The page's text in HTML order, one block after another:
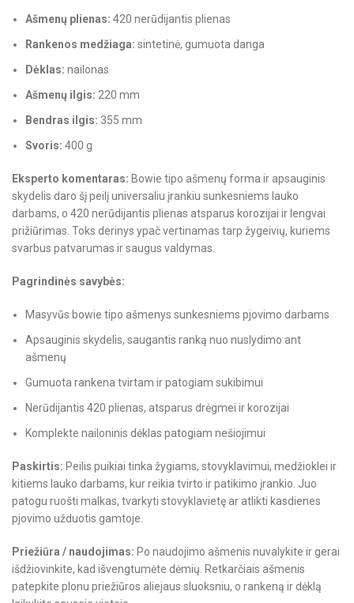
Ašmenų plienas: 420 nerūdijantis plienas
Rankenos medžiaga: sintetinė, gumuota danga
Dėklas: nailonas
Ašmenų ilgis: 220 mm
Bendras ilgis: 355 mm
Svoris: 400 g
Eksperto komentaras: Bowie tipo ašmenų forma ir apsauginis
skydelis daro šį peilį universaliu įrankiu sunkesniems lauko
darbams, o 420 nerūdijantis plienas atsparus korozijai ir lengvai
prižiūrimas. Toks derinys ypač vertinamas tarp žygeivių, kuriems
svarbus patvarumas ir saugus valdymas.
Pagrindinės savybės:
Masyvūs bowie tipo ašmenys sunkesniems pjovimo darbams
Apsauginis skydelis, saugantis ranką nuo nuslydimo ant
ašmenų
Gumuota rankena tvirtam ir patogiam sukibimui
Nerūdijantis 420 plienas, atsparus drėgmei ir korozijai
Komplekte nailoninis dėklas patogiam nešiojimui
Paskirtis: Peilis puikiai tinka žygiams, stovyklavimui, medžioklei ir
kitiems lauko darbams, kur reikia tvirto ir patikimo įrankio. Juo
patogu ruošti malkas, tvarkyti stovyklavietę ar atlikti kasdienes
pjovimo užduotis gamtoje.
Priežiūra / naudojimas: Po naudojimo ašmenis nuvalykite ir gerai
išdžiovinkite, kad išvengtumėte dėmių. Retkarčiais ašmenis
patepkite plonu priežiūros aliejaus sluoksniu, o rankeną ir dėklą